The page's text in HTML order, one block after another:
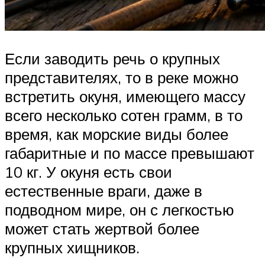
Если заводить речь о крупных
представителях, то в реке можно
встретить окуня, имеющего массу
всего несколько сотен грамм, в то
время, как морские виды более
габаритные и по массе превышают
10 кг. У окуня есть свои
естественные враги, даже в
подводном мире, он с легкостью
может стать жертвой более
крупных хищников.